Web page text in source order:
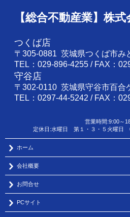
【総合不動産業】株
つくば店
〒305-0881 茨城県つくば市み
TEL：029-896-4255 / FAX：
守谷店
〒302-0110 茨城県守谷市百合
TEL：0297-44-5242 / FAX：
営業時間:9:00～
定休日:水曜日 第１・３・５火曜日
ホーム
会社概要
お問合せ
PCサイト